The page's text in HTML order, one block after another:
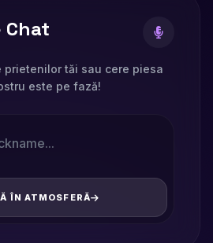
Chat
prietenilor tăi sau cere piesa
este pe fază!
ÎN ATMOSFERĂ